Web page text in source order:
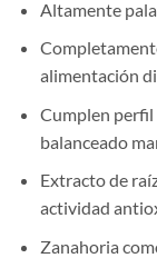
Altamente
alimentación
Cumplen
balanceado
Extracto de
actividad
Zanahoria